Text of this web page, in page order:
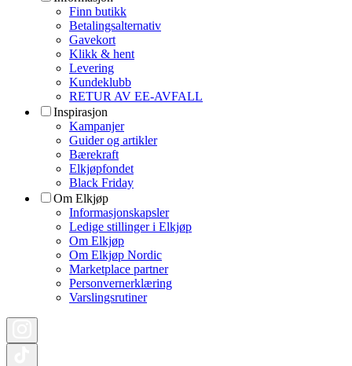
Finn butikk
Betalingsalternativ
Gavekort
Klikk & hent
Levering
Kundeklubb
RETUR AV EE-AVFALL
Inspirasjon
Kampanjer
Guider og artikler
Bærekraft
Elkjøpfondet
Black Friday
Om Elkjøp
Informasjonskapsler
Ledige stillinger i Elkjøp
Om Elkjøp
Om Elkjøp Nordic
Marketplace partner
Personvernerklæring
Varslingsrutiner